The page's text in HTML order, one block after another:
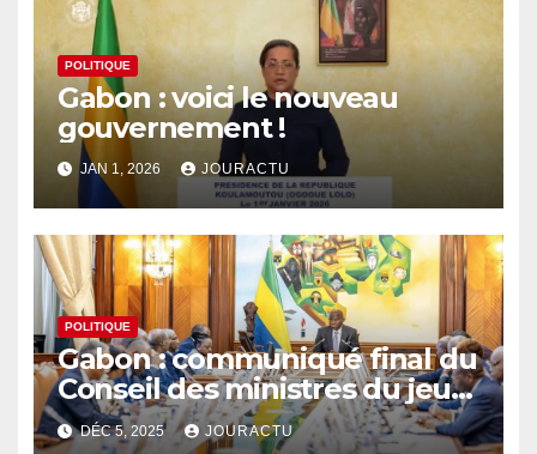
POLITIQUE
Gabon : voici le nouveau
gouvernement !
JAN 1, 2026 JOURACTU
POLITIQUE
Gabon : communiqué final du
Conseil des ministres du jeudi
4 décembre 2025
DÉC 5, 2025 JOURACTU